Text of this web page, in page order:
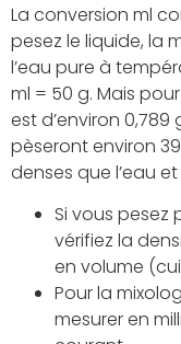
La conversion ml
pesez le liquide, la
l’eau pure à
ml = 50 g. Mais
est d’environ
pèseront environ
denses que l’eau
Si vous pesez
vérifiez la
en volume
Pour la
mesurer en